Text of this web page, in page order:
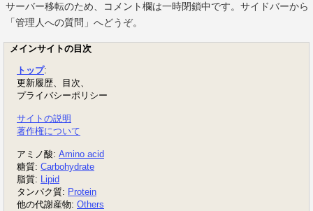
サーバー移転のため、コメント欄は一時閉鎖中です。サイドバーから
「管理人への質問」へどうぞ。